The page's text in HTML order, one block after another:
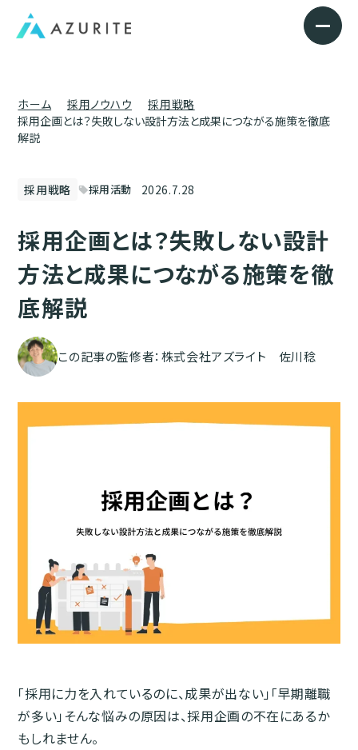
ホーム 採用ノウハウ
採用戦略
採用企画とは？失敗しない設計方法と成果につながる施策を徹底
解説
採用戦略 sell採用活動 2026.7.28
採用企画とは？失敗しない設計
方法と成果につながる施策を徹
底解説
この記事の監修者：株式会社アズライト 佐川稔
「採用に力を入れているのに、成果が出ない」「早期離職
が多い」そんな悩みの原因は、採用企画の不在にあるか
もしれません。